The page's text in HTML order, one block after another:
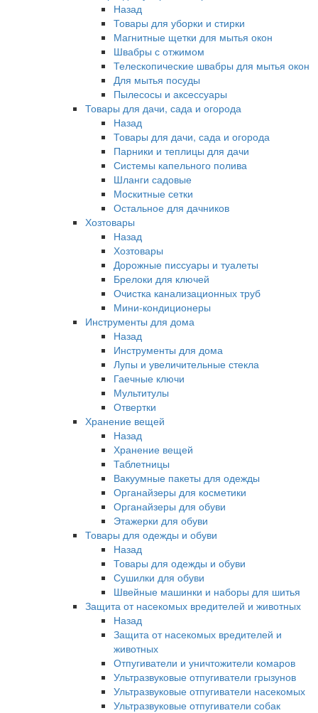
Назад
Товары для уборки и стирки
Магнитные щетки для мытья окон
Швабры с отжимом
Телескопические швабры для мытья окон
Для мытья посуды
Пылесосы и аксессуары
Товары для дачи, сада и огорода
Назад
Товары для дачи, сада и огорода
Парники и теплицы для дачи
Системы капельного полива
Шланги садовые
Москитные сетки
Остальное для дачников
Хозтовары
Назад
Хозтовары
Дорожные писсуары и туалеты
Брелоки для ключей
Очистка канализационных труб
Мини-кондиционеры
Инструменты для дома
Назад
Инструменты для дома
Лупы и увеличительные стекла
Гаечные ключи
Мультитулы
Отвертки
Хранение вещей
Назад
Хранение вещей
Таблетницы
Вакуумные пакеты для одежды
Органайзеры для косметики
Органайзеры для обуви
Этажерки для обуви
Товары для одежды и обуви
Назад
Товары для одежды и обуви
Сушилки для обуви
Швейные машинки и наборы для шитья
Защита от насекомых вредителей и животных
Назад
Защита от насекомых вредителей и
животных
Отпугиватели и уничтожители комаров
Ультразвуковые отпугиватели грызунов
Ультразвуковые отпугиватели насекомых
Ультразвуковые отпугиватели собак